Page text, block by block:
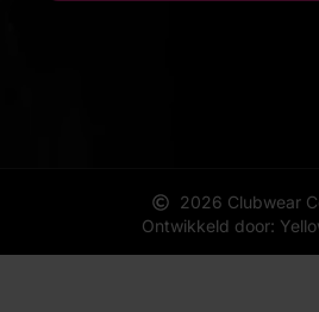
2026 Clubwear
Ontwikkeld door: